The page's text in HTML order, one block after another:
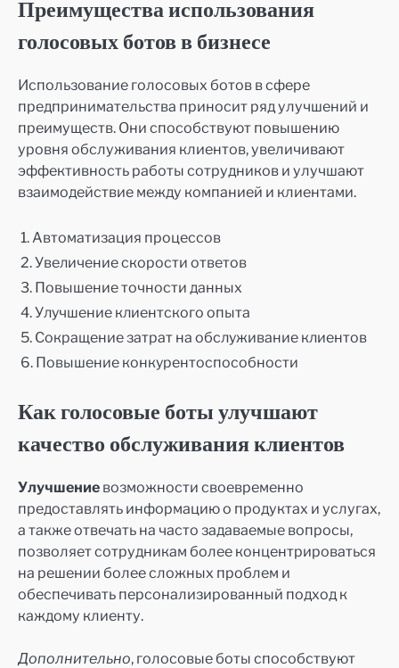
Преимущества использования
голосовых ботов в бизнесе
Использование голосовых ботов в сфере
предпринимательства приносит ряд улучшений и
преимуществ. Они способствуют повышению
уровня обслуживания клиентов, увеличивают
эффективность работы сотрудников и улучшают
взаимодействие между компанией и клиентами.
1. Автоматизация процессов
2. Увеличение скорости ответов
3. Повышение точности данных
4. Улучшение клиентского опыта
5. Сокращение затрат на обслуживание клиентов
6. Повышение конкурентоспособности
Как голосовые боты улучшают
качество обслуживания клиентов
Улучшение возможности своевременно
предоставлять информацию о продуктах и услугах,
а также отвечать на часто задаваемые вопросы,
позволяет сотрудникам более концентрироваться
на решении более сложных проблем и
обеспечивать персонализированный подход к
каждому клиенту.
Дополнительно, голосовые боты способствуют